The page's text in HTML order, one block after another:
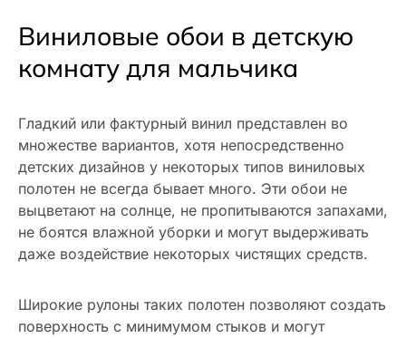
Виниловые обои в детскую
комнату для мальчика
Гладкий или фактурный винил представлен во
множестве вариантов, хотя непосредственно
детских дизайнов у некоторых типов виниловых
полотен не всегда бывает много. Эти обои не
выцветают на солнце, не пропитываются запахами,
не боятся влажной уборки и могут выдерживать
даже воздействие некоторых чистящих средств.
Широкие рулоны таких полотен позволяют создать
поверхность с минимумом стыков и могут